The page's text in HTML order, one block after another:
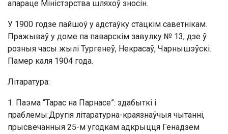
апараце Міністэрства шляхоў зносін.
У 1900 годзе пайшоў у адстаўку стацкім саветнікам.
Пражываў у доме па паварскім завулку № 13, дзе ў
розныя часы жылі Тургенеў, Некрасаў, Чарнышэўскі.
Памер каля 1904 года.
Літаратура:
1. Паэма “Тарас на Парнасе”: здабыткі і
праблемы:Другія літаратурна-краязнаўчыя чытанні,
прысвечанныя 25-м угодкам адкрыцця Генадзем